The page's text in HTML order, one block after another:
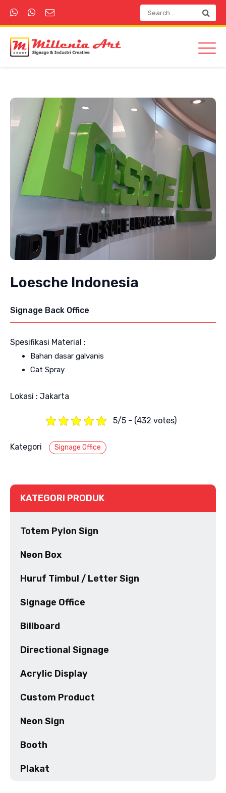
Loesche Indonesia
Signage Back Office
Spesifikasi Material :
Bahan dasar galvanis
Cat Spray
Lokasi : Jakarta
5/5 - (432 votes)
Kategori Signage Office
KATEGORI PRODUK
Totem Pylon Sign
Neon Box
Huruf Timbul / Letter Sign
Signage Office
Billboard
Directional Signage
Acrylic Display
Custom Product
Neon Sign
Booth
Plakat